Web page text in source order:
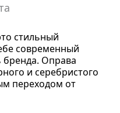
стильный
современный
бренда. Оправа
и серебристого
переходом от